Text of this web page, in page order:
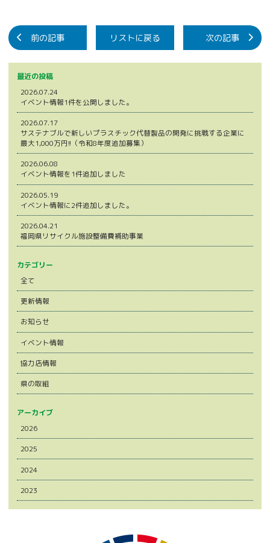
前の記事 リストに戻る 次の記事
最近の投稿
2026.07.24
イベント情報1件を公開しました。
2026.07.17
サステナブルで新しいプラスチック代替製品の開発に挑戦する企業に
最大1,000万円!!（令和8年度追加募集）
2026.06.08
イベント情報を1件追加しました
2026.05.19
イベント情報に2件追加しました。
2026.04.21
福岡県リサイクル施設整備費補助事業
カテゴリー
全て
更新情報
お知らせ
イベント情報
協力店情報
県の取組
アーカイブ
2026
2025
2024
2023